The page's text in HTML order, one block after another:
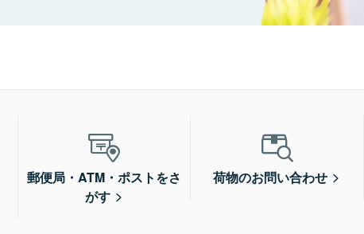
郵便局・ATM・ポストをさ
がす
荷物のお問い合わせ